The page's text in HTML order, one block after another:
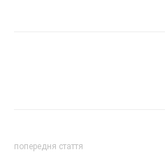
попередня стаття